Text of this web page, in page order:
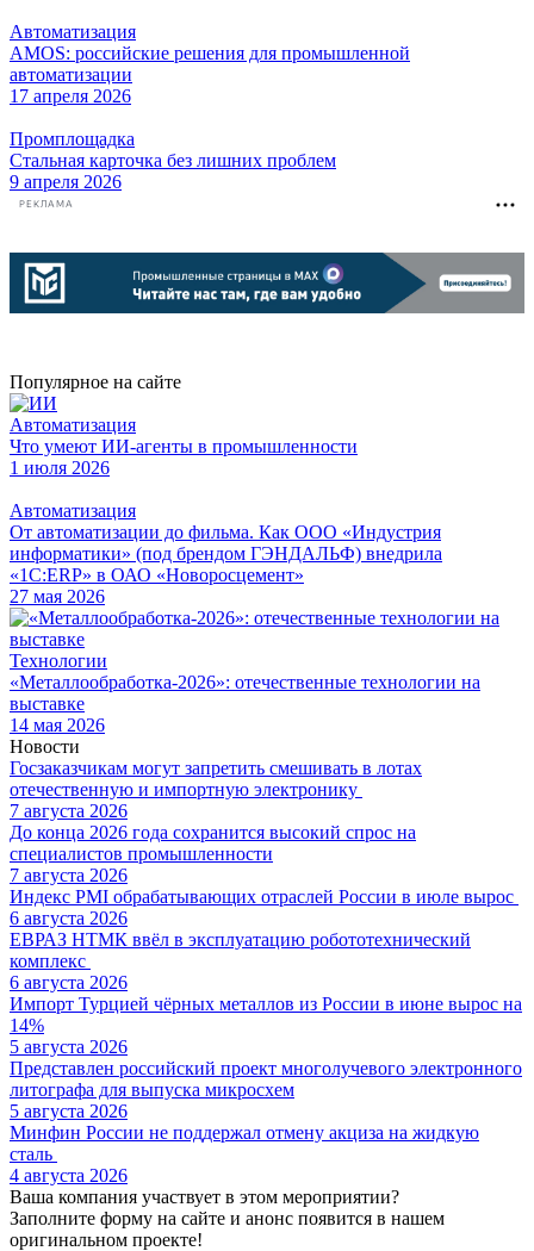
Автоматизация
AMOS: российские решения для промышленной
автоматизации
17 апреля 2026
Промплощадка
Стальная карточка без лишних проблем
9 апреля 2026
РЕКЛАМА
Популярное на сайте
Автоматизация
Что умеют ИИ-агенты в промышленности
1 июля 2026
Автоматизация
От автоматизации до фильма. Как ООО «Индустрия
информатики» (под брендом ГЭНДАЛЬФ) внедрила
«1С:ERP» в ОАО «Новоросцемент»
27 мая 2026
Технологии
«Металлообработка-2026»: отечественные технологии на
выставке
14 мая 2026
Новости
Госзаказчикам могут запретить смешивать в лотах
отечественную и импортную электронику
7 августа 2026
До конца 2026 года сохранится высокий спрос на
специалистов промышленности
7 августа 2026
Индекс PMI обрабатывающих отраслей России в июле вырос
6 августа 2026
ЕВРАЗ НТМК ввёл в эксплуатацию робототехнический
комплекс
6 августа 2026
Импорт Турцией чёрных металлов из России в июне вырос на
14%
5 августа 2026
Представлен российский проект многолучевого электронного
литографа для выпуска микросхем
5 августа 2026
Минфин России не поддержал отмену акциза на жидкую
сталь
4 августа 2026
Ваша компания участвует в этом мероприятии?
Заполните форму на сайте и анонс появится в нашем
оригинальном проекте!